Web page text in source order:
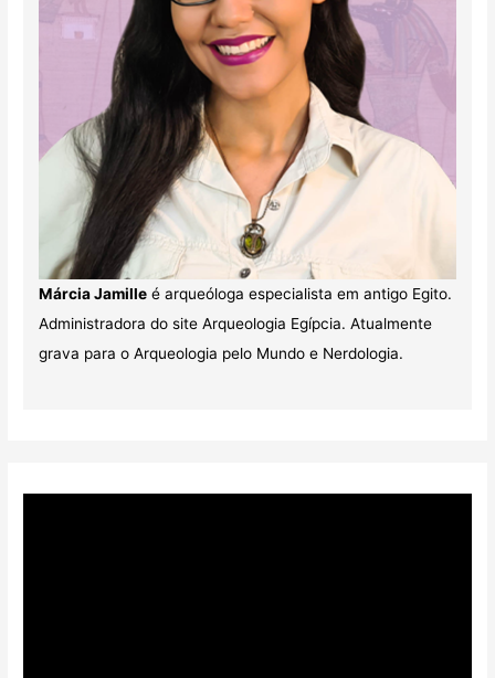
Márcia Jamilleé arqueóloga especialista em antigo Egito.
Administradora do site Arqueologia Egípcia. Atualmente
grava para o Arqueologia pelo Mundo e Nerdologia.